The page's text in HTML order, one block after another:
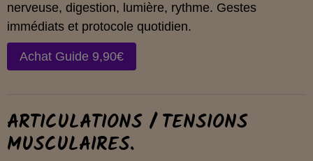
nerveuse, digestion, lumière, rythme. Gestes
immédiats et protocole quotidien.
Achat Guide 9,90€
ARTICULATIONS / TENSIONS
MUSCULAIRES.